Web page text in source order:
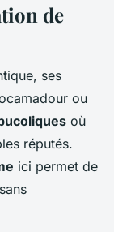
de
ses
ou
où
réputés.
ici permet de